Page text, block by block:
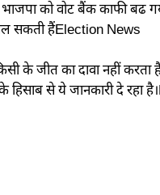
को वोट बैंक काफी बढ
सकती हैंElection News
के जीत का दावा नहीं
हिसाब से ये जानकारी दे रहा